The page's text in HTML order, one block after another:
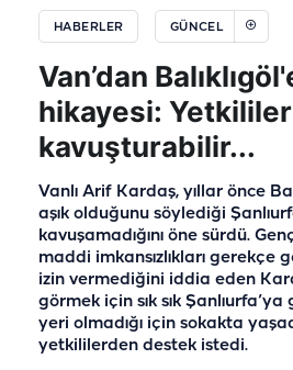
HABERLER GÜNCEL
Van’dan
hikayesi: Yetkililer
kavuşturabilir...
Vanlı Arif Kardaş, yıllar önce
aşık olduğunu söylediği
kavuşamadığını öne sürdü.
maddi imkansızlıkları gerekçe
izin vermediğini iddia eden
görmek için sık sık
yeri olmadığı için sokakta
yetkililerden destek istedi.